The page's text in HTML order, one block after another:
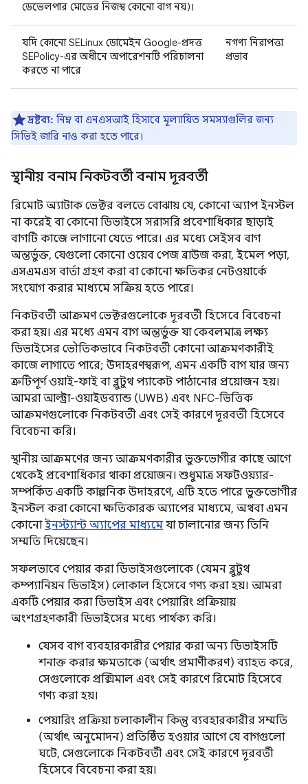
ডেভেলপার মোডের নিজস্ব কোনো বাগ নয়)।
যদি কোনো SELinux ডোমেইন Google-প্রদত্ত
SEPolicy-এর অধীনে অপারেশনটি পরিচালনা
করতে না পারে
নগণ্য নিরাপত্তা
প্রভাব
দ্রষ্টব্য: নিম্ন বা এনএসআই হিসাবে মূল্যায়িত সমস্যাগুলির জন্য
সিভিই জারি নাও করা হতে পারে।
স্থানীয় বনাম নিকটবর্তী বনাম দূরবর্তী
রিমোট অ্যাটাক ভেক্টর বলতে বোঝায় যে, কোনো অ্যাপ ইনস্টল
না করেই বা কোনো ডিভাইসে সরাসরি প্রবেশাধিকার ছাড়াই
বাগটি কাজে লাগানো যেতে পারে। এর মধ্যে সেইসব বাগ
অন্তর্ভুক্ত, যেগুলো কোনো ওয়েব পেজ ব্রাউজ করা, ইমেল পড়া,
এসএমএস বার্তা গ্রহণ করা বা কোনো ক্ষতিকর নেটওয়ার্কে
সংযোগ করার মাধ্যমে সক্রিয় হতে পারে।
নিকটবর্তী আক্রমণ ভেক্টরগুলোকে দূরবর্তী হিসেবে বিবেচনা
করা হয়। এর মধ্যে এমন বাগ অন্তর্ভুক্ত যা কেবলমাত্র লক্ষ্য
ডিভাইসের ভৌতিকভাবে নিকটবর্তী কোনো আক্রমণকারীই
কাজে লাগাতে পারে; উদাহরণস্বরূপ, এমন একটি বাগ যার জন্য
ত্রুটিপূর্ণ ওয়াই-ফাই বা ব্লুটুথ প্যাকেট পাঠানোর প্রয়োজন হয়।
আমরা আল্ট্রা-ওয়াইডব্যান্ড (UWB) এবং NFC-ভিত্তিক
আক্রমণগুলোকে নিকটবর্তী এবং সেই কারণে দূরবর্তী হিসেবে
বিবেচনা করি।
স্থানীয় আক্রমণের জন্য আক্রমণকারীর ভুক্তভোগীর কাছে আগে
থেকেই প্রবেশাধিকার থাকা প্রয়োজন। শুধুমাত্র সফটওয়্যার-
সম্পর্কিত একটি কাল্পনিক উদাহরণে, এটি হতে পারে ভুক্তভোগীর
ইনস্টল করা কোনো ক্ষতিকারক অ্যাপের মাধ্যমে, অথবা এমন
কোনোইনস্ট্যান্ট অ্যাপের মাধ্যমে যা চালানোর জন্য তিনি
সম্মতি দিয়েছেন।
সফলভাবে পেয়ার করা ডিভাইসগুলোকে (যেমন ব্লুটুথ
কম্প্যানিয়ন ডিভাইস) লোকাল হিসেবে গণ্য করা হয়। আমরা
একটি পেয়ার করা ডিভাইস এবং পেয়ারিং প্রক্রিয়ায়
অংশগ্রহণকারী ডিভাইসের মধ্যে পার্থক্য করি।
যেসব বাগ ব্যবহারকারীর পেয়ার করা অন্য ডিভাইসটি
শনাক্ত করার ক্ষমতাকে (অর্থাৎ প্রমাণীকরণ) ব্যাহত করে,
সেগুলোকে প্রক্সিমাল এবং সেই কারণে রিমোট হিসেবে
গণ্য করা হয়।
পেয়ারিং প্রক্রিয়া চলাকালীন কিন্তু ব্যবহারকারীর সম্মতি
(অর্থাৎ অনুমোদন) প্রতিষ্ঠিত হওয়ার আগে যে বাগগুলো
ঘটে, সেগুলোকে নিকটবর্তী এবং সেই কারণে দূরবর্তী
হিসেবে বিবেচনা করা হয়।